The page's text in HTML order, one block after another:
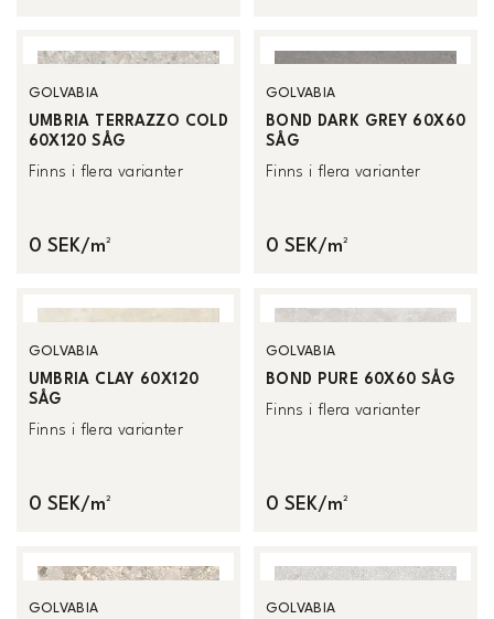
GOLVABIA
UMBRIA TERRAZZO COLD
60X120 SÅG
Finns i flera varianter
0 SEK/m²
GOLVABIA
BOND DARK GREY 60X60
SÅG
Finns i flera varianter
0 SEK/m²
GOLVABIA
UMBRIA CLAY 60X120
SÅG
Finns i flera varianter
0 SEK/m²
GOLVABIA
BOND PURE 60X60 SÅG
Finns i flera varianter
0 SEK/m²
GOLVABIA GOLVABIA